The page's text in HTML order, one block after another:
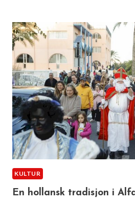
KULTUR
En hollansk tradisjon i